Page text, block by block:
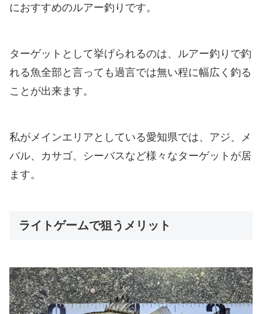
におすすめのルアー釣りです。
ターゲットとして挙げられるのは、ルアー釣りで釣
れる魚全部と言っても過言では無い程に幅広く釣る
ことが出来ます。
私がメインエリアとしている愛知県では、アジ、メ
バル、カサゴ、シーバスなど様々なターゲットが居
ます。
ライトゲームで狙うメリット